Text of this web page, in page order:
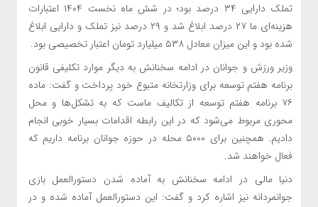
تملک دارایی ۳۴ درصد بود؛ در شش ماه نخست ۱۴۰۴ اعتبارات
هزینه‌ای ما ۲۷ درصد ابلاغ شد و ۲۹ درصد نیز تملک و دارایی ابلاغ
شده بود و این میزان معادل ۵۳۸ میلیارد تومان اعتبار تخصیصی بود.
وزیر ورزش و جوانان در ادامه سخنانش به دیگر موارد تکلیفی قانون
برنامه هفتم توسعه برای وزارتخانه متبوع خود پرداخت و گفت: ماده
۷۶ برنامه هفتم توسعه از تکالیف ماست که به تشکل‌ها و محل
محوری مربوط می‌شود که در این رابطه اقدامات بسیار خوبی انجام
دادیم. همچنین برای ۵۰۰۰ محله در حوزه جوانان برنامه داریم که
فعال خواهند شد.
دنیا مالی در ادامه سخنانش به آماده شدن دستورالعمل بازی
جوانمردانه نیز اشاره کرد و گفت: این دستورالعمل آماده شده و در